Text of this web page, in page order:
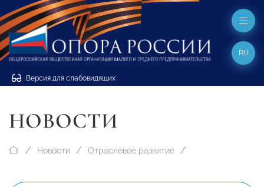
Версия для слабовидящих
RU
НОВОСТИ
Новости Отраслевое развитие